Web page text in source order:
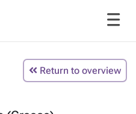
Return to overview